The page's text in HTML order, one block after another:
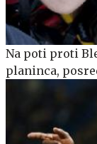
Na poti proti
planinca,